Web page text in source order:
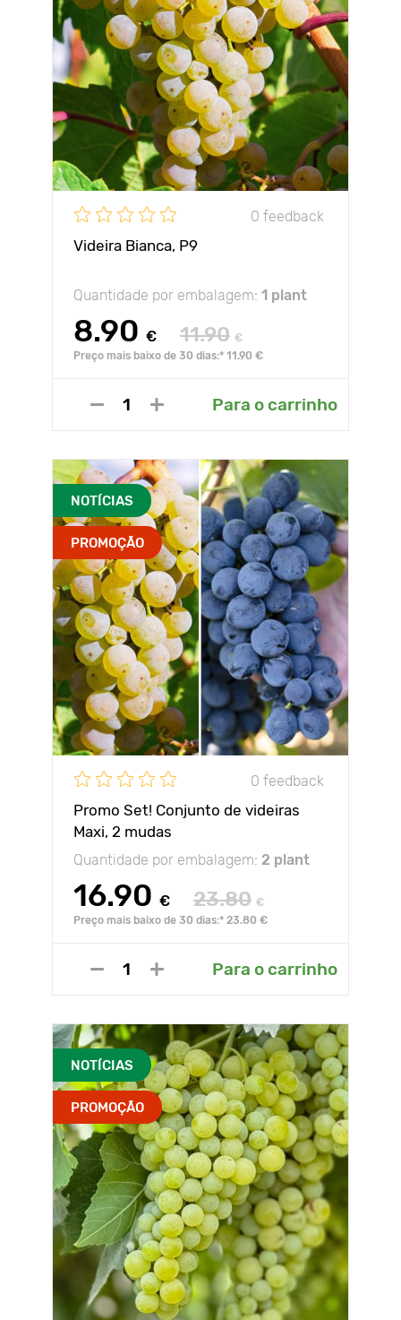
0 feedback
Videira Bianca, P9
Quantidade por embalagem: 1 plant
8.90 € 11.90 €
Preço mais baixo de 30 dias:* 11.90 €
Para o carrinho
NOTÍCIAS
PROMOÇÃO
0 feedback
Promo Set! Conjunto de videiras
Maxi, 2 mudas
Quantidade por embalagem: 2 plant
16.90 € 23.80 €
Preço mais baixo de 30 dias:* 23.80 €
Para o carrinho
NOTÍCIAS
PROMOÇÃO